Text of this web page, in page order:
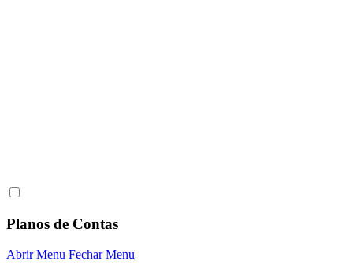
Planos de Contas
Abrir Menu Fechar Menu